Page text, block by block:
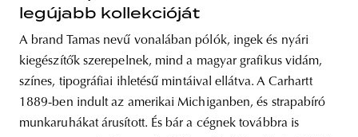
legújabb kollekcióját
A brand Tamas nevű vonalában pólók, ingek és nyári
kiegészítők szerepelnek, mind a magyar grafikus vidám,
színes, tipográfiai ihletésű mintáival ellátva. A Carhartt
1889-ben indult az amerikai Michiganben, és strapabíró
munkaruhákat árusított. És bár a cégnek továbbra is